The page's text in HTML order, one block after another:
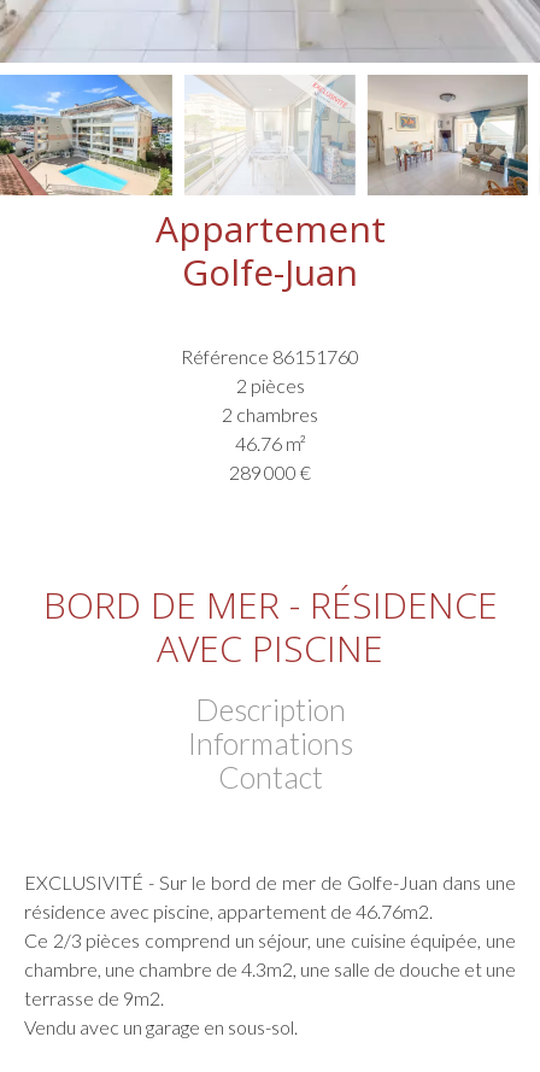
Appartement
Golfe-Juan
Référence 86151760
2 pièces
2 chambres
46.76m²
289 000 €
BORD DE MER - RÉSIDENCE
AVEC PISCINE
Description
Informations
Contact
EXCLUSIVITÉ - Sur le bord de mer de Golfe-Juan dans une
résidence avec piscine, appartement de 46.76m2.
Ce 2/3 pièces comprend un séjour, une cuisine équipée, une
chambre, une chambre de 4.3m2, une salle de douche et une
terrasse de 9m2.
Vendu avec un garage en sous-sol.